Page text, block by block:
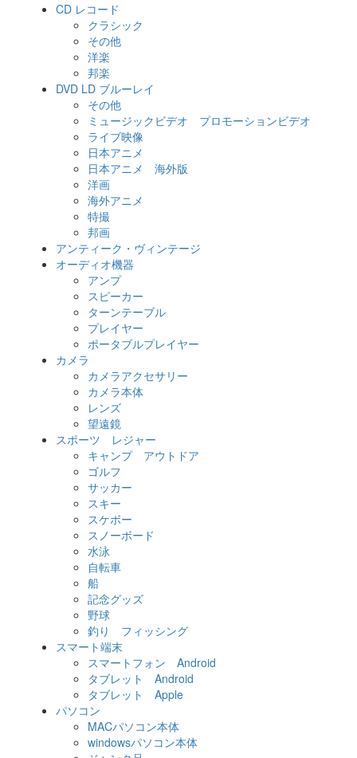
CD レコード
クラシック
その他
洋楽
邦楽
DVD LD ブルーレイ
その他
ミュージックビデオ プロモーションビデオ
ライブ映像
日本アニメ
日本アニメ 海外版
洋画
海外アニメ
特撮
邦画
アンティーク・ヴィンテージ
オーディオ機器
アンプ
スピーカー
ターンテーブル
プレイヤー
ポータブルプレイヤー
カメラ
カメラアクセサリー
カメラ本体
レンズ
望遠鏡
スポーツ レジャー
キャンプ アウトドア
ゴルフ
サッカー
スキー
スケボー
スノーボード
水泳
自転車
船
記念グッズ
野球
釣り フィッシング
スマート端末
スマートフォン Android
タブレット Android
タブレット Apple
パソコン
MACパソコン本体
windowsパソコン本体